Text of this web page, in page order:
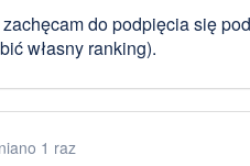
do podpięcia się
własny ranking).
1 raz